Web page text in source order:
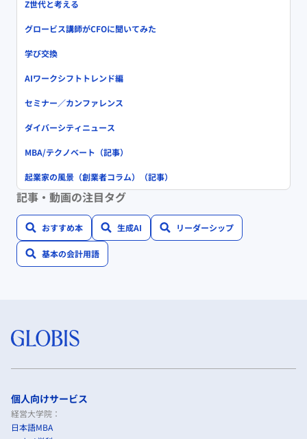
Z世代と考える
グロービス講師がCFOに聞いてみた
学び交換
AIワークシフトトレンド編
セミナー／カンファレンス
ダイバーシティニュース
MBA/テクノベート（記事）
起業家の風景（創業者コラム）（記事）
記事・動画の注目タグ
おすすめ本 生成AI リーダーシップ
基本の会計用語
個人向けサービス
経営大学院：
日本語MBA